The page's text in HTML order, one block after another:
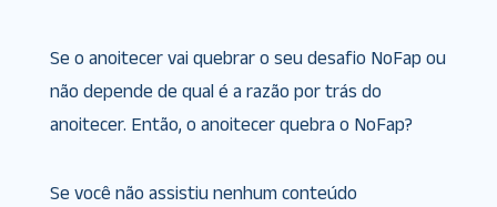
Se o anoitecer vai quebrar o seu desafio NoFap ou
não depende de qual é a razão por trás do
anoitecer. Então, o anoitecer quebra o NoFap?
Se você não assistiu nenhum conteúdo